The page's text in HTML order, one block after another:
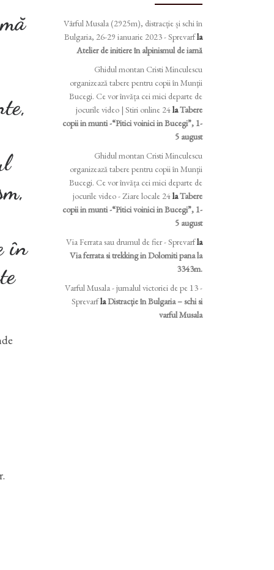
în
Vârful Musala (2925m), distracție și schi în
Bulgaria, 26-29 ianuarie 2023 - Sprevarfla
Atelier de initiere în alpinismul de iarnă
Ghidul montan Cristi Minculescu
organizează tabere pentru copii în Munţii
Bucegi. Ce vor învăța cei mici departe de
jocurile video | Stiri online 24laTabere
copii in munti -“Pitici voinici in Bucegi”, 1-
5 august
Ghidul montan Cristi Minculescu
organizează tabere pentru copii în Munţii
Bucegi. Ce vor învăța cei mici departe de
jocurile video - Ziare locale 24laTabere
copii in munti -“Pitici voinici in Bucegi”, 1-
5 august
Via Ferrata sau drumul de fier - Sprevarfla
Via ferrata si trekking in Dolomiti pana la
3343m.
Varful Musala - jurnalul victoriei de pe 13 -
SprevarflaDistracție în Bulgaria – schi si
varful Musala